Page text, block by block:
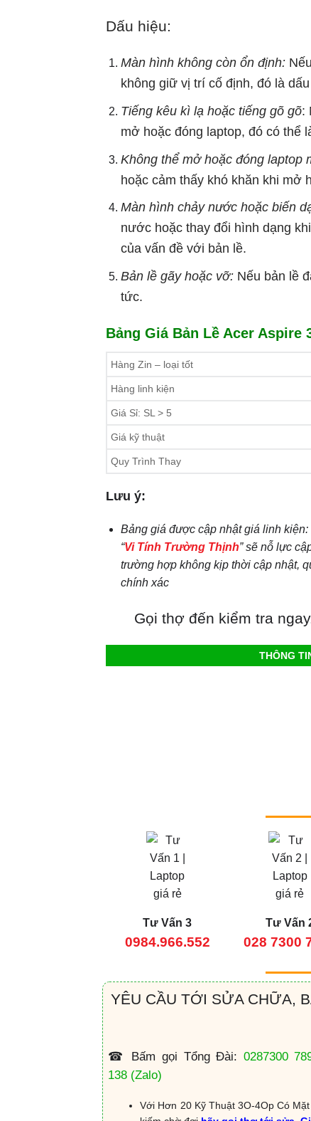
Dấu hiệu:
Màn hình không còn ổn định:
không giữ vị trí cố định, đó là
Tiếng kêu kì lạ hoặc tiếng gõ gõ:
mở hoặc đóng laptop, đó có thể
Không thể mở hoặc đóng laptop
hoặc cảm thấy khó khăn khi mở
Màn hình chảy nước hoặc biến
nước hoặc thay đổi hình dạng
của vấn đề với bản lề.
Bản lề gãy hoặc vỡ: Nếu bản lề
tức.
Bảng Giá Bản Lề Acer
Hàng Zin – loại tốt
Hàng linh kiện
Giá Sỉ: SL > 5
Giá kỹ thuật
Quy Trình Thay
Lưu ý:
Bảng giá được cập nhật giá linh
“Vi Tính Trường Thịnh” sẽ nỗ lực
trường hợp không kịp thời cập nhật,
chính xác
Gọi thợ đến kiểm tra
THÔNG
Tư Vấn 3
0984.966.552
Tư Vấn
028 7300
YÊU CẦU TỚI SỬA CHỮA,
☎ Bấm gọi Tổng Đài: 0287300
138 (Zalo)
Với Hơn 20 Kỹ Thuật 3O-4Op Có